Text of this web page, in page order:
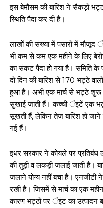
इस बेमौसम की बारिश ने सैकड़ों
स्थिति पैदा कर दी है।
लाखों की संख्या में पसारों में
भी कम से कम एक महीने के लिए
का संकट पैदा हो गया है। समिति
दो दिन की बारिश से 170 भट्ठे
हुआ है। अभी एक मार्च से भट्ठे
सुखाई जाती हैं। कच्ची र्इंटें एक
सूखती हैं, लेकिन तेज बारिश हो
गई हैं।
इधर सरकार ने कोयले पर प्रतिबंध
की तुड़ी व लकड़ी जलाई जाती है।
जलाने योग्य नहीं बचा है।
रखी है। जिसमें से मार्च का एक
कारण भट्ठों पर र्इंट का उत्पादन